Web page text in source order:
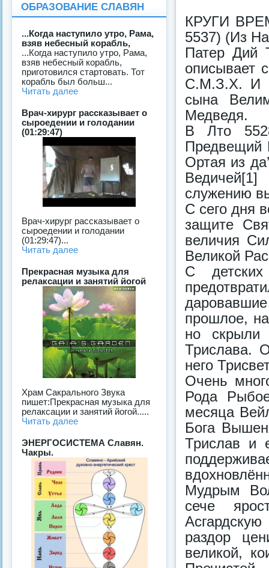
КРУГИ
5537) (Из
Патер Дий
описывает
С.М.З.Х. И
сына
Медведя.
В Лто
Предвещий
Ортая из
служению
С сего дня
защите
величия
Великой
С
прошлое,
но скрыли
Трислава.
него
Очень
Рода
месяца
Бога
Трислав и
Мудрым
сече
раздор
великой,
ОБРАЗОВАНИЕ СЛАВЯН
...Когда наступило утро, Рама,
взяв небесный корабль,
...Когда наступило утро, Рама,
взяв небесный корабль,
приготовился стартовать. Тот
корабль был больш...
Читать далее
Врач-хирург рассказывает о
сыроедении и голодании
(01:29:47)
Врач-хирург рассказывает о
сыроедении и голодании
(01:29:47)...
Читать далее
Прекрасная музыка для
релаксации и занятий йогой
Храм Сакрального Звука
пишет:Прекрасная музыка для
релаксации и занятий йогой.....
Читать далее
ЭНЕРГОСИСТЕМА Славян.
Чакры.